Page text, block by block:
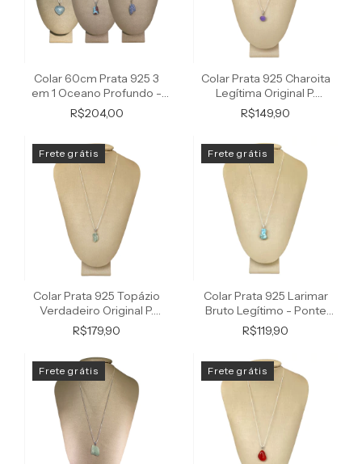
Colar 60cm Prata 925 3
em 1 Oceano Profundo -
Ponte Vecchio
R$204,00
Colar Prata 925 Charoita
Legítima Original P.
Vecchio Joias
R$149,90
Frete grátis
Colar Prata 925 Topázio
Verdadeiro Original P.
Vecchio Joias
R$179,90
Frete grátis
Colar Prata 925 Larimar
Bruto Legítimo - Ponte
Vecchio Joias
R$119,90
Frete grátis Frete grátis